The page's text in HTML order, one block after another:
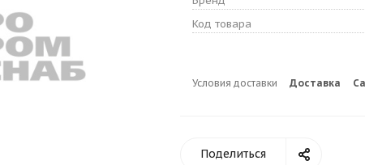
Код товара
Условия доставки Доставка
Поделиться